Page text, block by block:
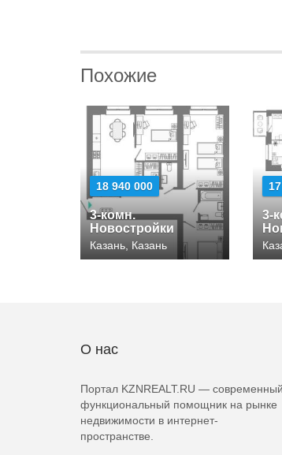
Похожие
18 940 000
3-комн.
Новостройки
Казань, Казань
3-
О нас
Портал KZNREALT.RU — современный
функциональный помощник на рынке
недвижимости в интернет-
пространстве.